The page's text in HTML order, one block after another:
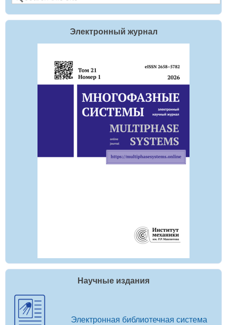
Электронный журнал
Научные издания
Электронная библиотечная система